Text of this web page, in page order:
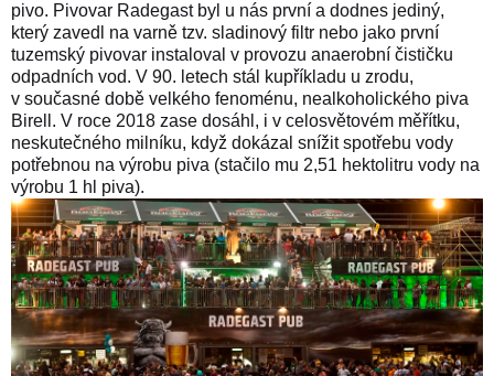
pivo. Pivovar Radegast byl u nás první a dodnes jediný,
který zavedl na varně tzv. sladinový filtr nebo jako první
tuzemský pivovar instaloval v provozu anaerobní čističku
odpadních vod. V 90. letech stál kupříkladu u zrodu,
v současné době velkého fenoménu, nealkoholického piva
Birell. V roce 2018 zase dosáhl, i v celosvětovém měřítku,
neskutečného milníku, když dokázal snížit spotřebu vody
potřebnou na výrobu piva (stačilo mu 2,51 hektolitru vody na
výrobu 1 hl piva).